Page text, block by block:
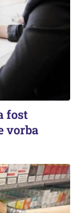
fost
vorba